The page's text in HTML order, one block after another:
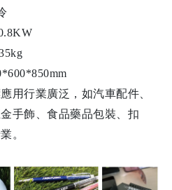
用行業廣泛，如汽車配件、
手飾、食品藥品包裝、扣
。